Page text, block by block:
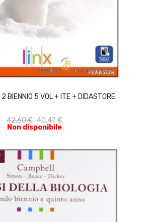
2 BIENNIO 5 VOL + ITE + DIDASTORE
42,60 € 40,47 €
Non disponibile
ACQUISTA